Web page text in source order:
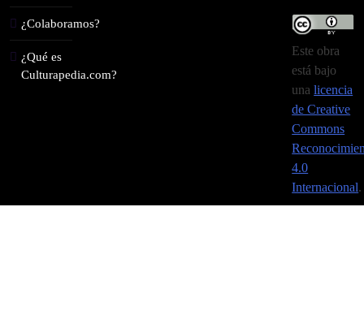
¿Colaboramos?
¿Qué es
Culturapedia.com?
Este obra
está bajo
unalicencia
de Creative
Commons
4.0
Internacional.